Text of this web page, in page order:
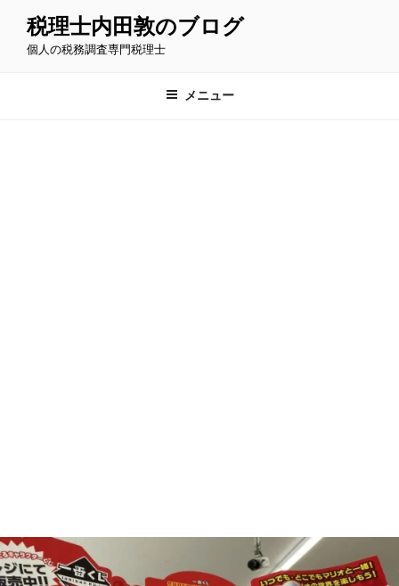
税理士内田敦のブログ
個人の税務調査専門税理士
メニュー